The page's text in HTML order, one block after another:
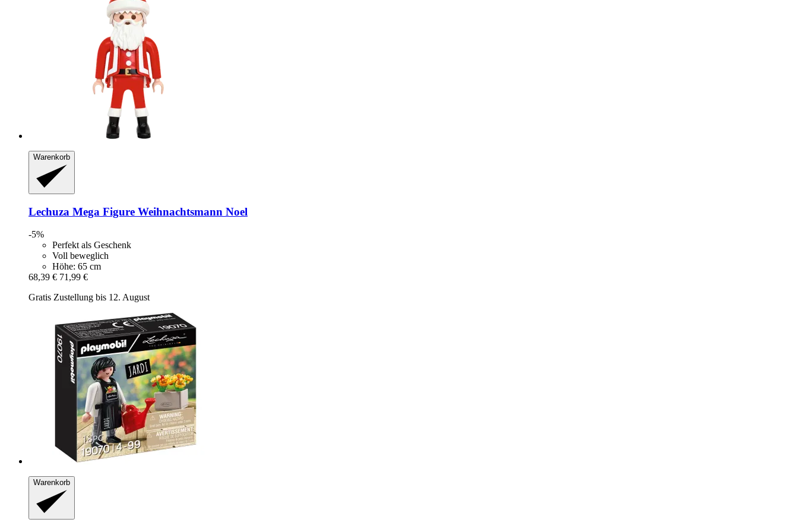
Warenkorb
Lechuza Mega Figure Weihnachtsmann Noel
-5%
Perfekt als Geschenk
Voll beweglich
Höhe: 65 cm
68,39 € 71,99 €
Gratis Zustellung bis 12. August
Warenkorb